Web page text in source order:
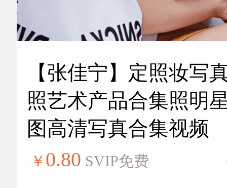
【张佳宁】定照妆写
照艺术产品合集照明
图高清写真合集视频
￥ 0.80 SVIP免费